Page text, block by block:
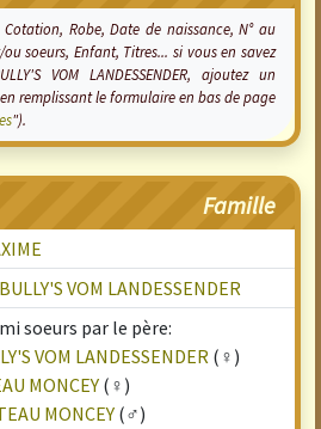
Robe, Date de naissance, N° au
ou soeurs, Enfant, Titres... si vous en savez
VOM LANDESSENDER, ajoutez un
remplissant le formulaire en bas de page
").
Famille
VOM LANDESSENDER
soeurs par le père:
VOM LANDESSENDER (♀)
MONCEY (♀)
MONCEY (♂)